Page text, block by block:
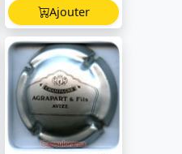
Ajouter